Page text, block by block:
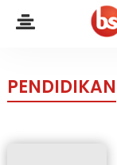
PENDIDIKAN